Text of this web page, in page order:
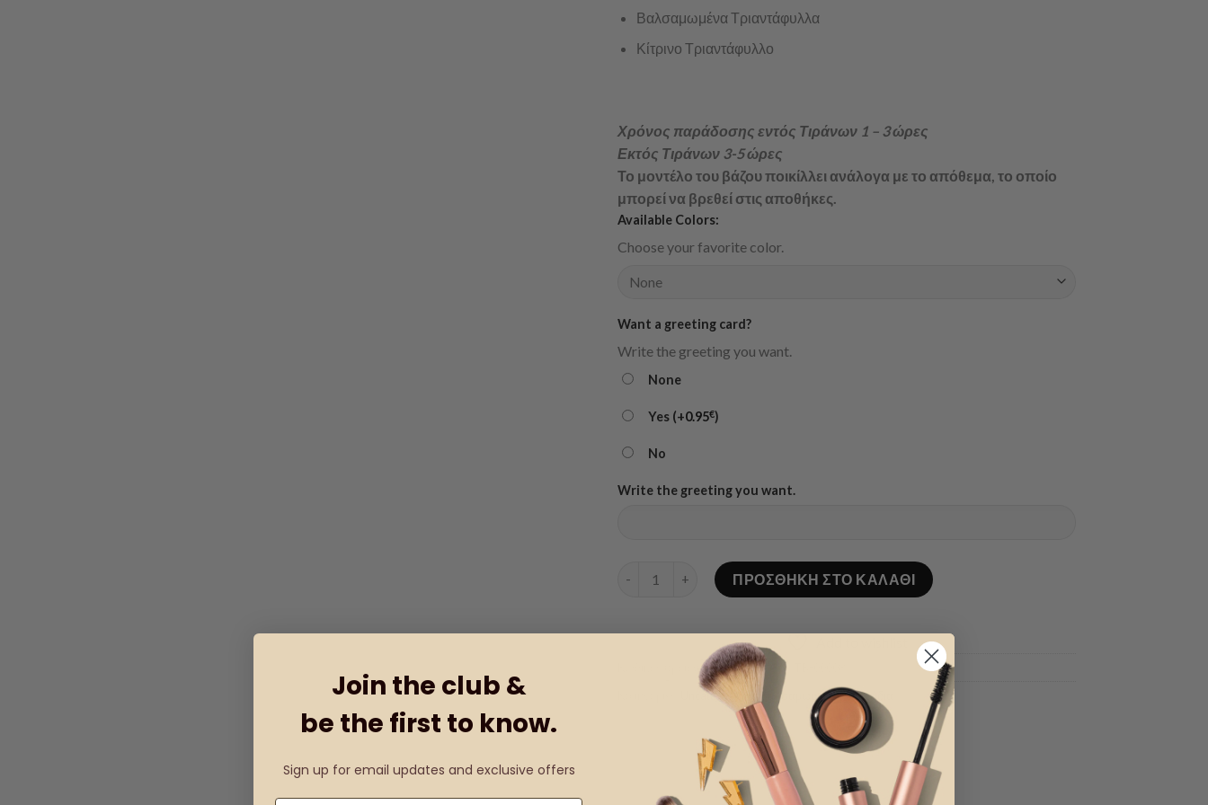
Βαλσαμωμένα Τριαντάφυλλα
Κίτρινο Τριαντάφυλλο
Χρόνος παράδοσης εντός Τιράνων 1 – 3 ώρες
Εκτός Τιράνων 3-5 ώρες
Το μοντέλο του βάζου ποικίλλει ανάλογα με το απόθεμα, το οποίο
μπορεί να βρεθεί στις αποθήκες.
Available Colors:
Choose your favorite color.
Want a greeting card?
Write the greeting you want.
None
Yes (+0.95€)
No
Write the greeting you want.
Βαλσαμωμένο Κίτρινο Τριαντάφυλλο ποσότητα
ΠΡΟΣΘΉΚΗ ΣΤΟ ΚΑΛΆΘΙ
Κωδικός προϊόντος:Product Code: TB-00008
Uncategorized Βαλσαμωμένα Λουλούδια
Join the club &
be the first to know.
Sign up for email updates and exclusive offers